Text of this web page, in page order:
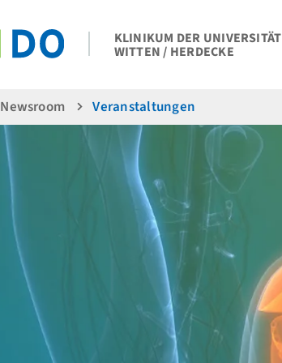
KLINIKUM DER UNIVERSITÄT
WITTEN / HERDECKE
Newsroom Veranstaltungen